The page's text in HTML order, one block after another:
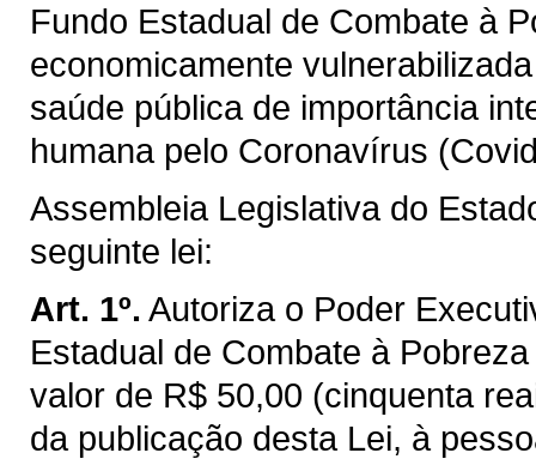
Fundo Estadual de Combate à
economicamente
saúde pública de importância
humana pelo Coronavírus
Assembleia Legislativa do
seguinte lei:
Art. 1º. Autoriza o Poder
Estadual de Combate à
valor de R$ 50,00 (cinquenta
da publicação desta Lei, à